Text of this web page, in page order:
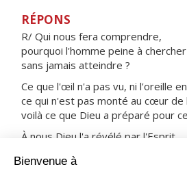
RÉPONS
R/ Qui nous fera comprendre,
pourquoi l'homme peine à chercher
sans jamais atteindre ?
Ce que l'œil n'a pas vu, ni l'oreille
ce qui n'est pas monté au cœur de
voilà ce que Dieu a préparé pour
À nous Dieu l'a révélé par l'Esprit,
jusqu'aux profondeurs de Dieu.